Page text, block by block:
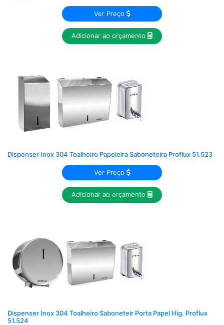
Ver Preço
Adicionar ao orçamento
Dispenser Inox 304 Toalheiro Papeleira Saboneteira Proflux 51.523
Ver Preço
Adicionar ao orçamento
Dispenser Inox 304 Toalheiro Saboneteir Porta Papel Hig. Proflux
51.524